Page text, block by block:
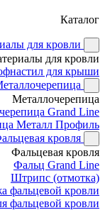
Каталог
для кровли
для кровли
для крыши
Металлочерепица
Grand Line
Металл Профиль
кровля
Фальцевая кровля
Фальц Grand Line
Штрипс (отмотка)
фальцевой кровли
фальцевой кровли